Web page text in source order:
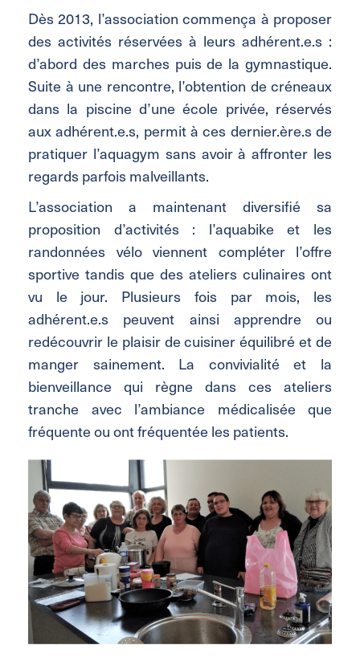
Dès 2013, l’association commença à proposer
des activités réservées à leurs adhérent.e.s :
d’abord des marches puis de la gymnastique.
Suite à une rencontre, l’obtention de créneaux
dans la piscine d’une école privée, réservés
aux adhérent.e.s, permit à ces dernier.ère.s de
pratiquer l’aquagym sans avoir à affronter les
regards parfois malveillants.
L’association a maintenant diversifié sa
proposition d’activités : l’aquabike et les
randonnées vélo viennent compléter l’offre
sportive tandis que des ateliers culinaires ont
vu le jour. Plusieurs fois par mois, les
adhérent.e.s peuvent ainsi apprendre ou
redécouvrir le plaisir de cuisiner équilibré et de
manger sainement. La convivialité et la
bienveillance qui règne dans ces ateliers
tranche avec l’ambiance médicalisée que
fréquente ou ont fréquentée les patients.